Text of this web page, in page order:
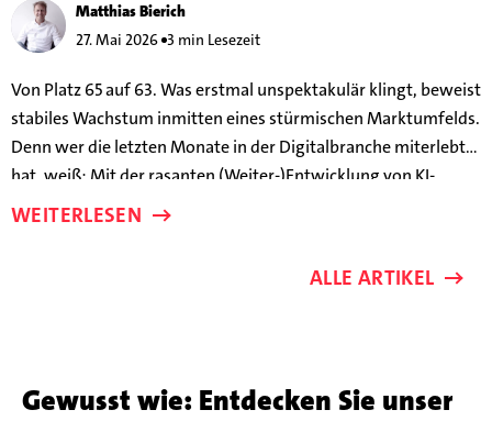
Matthias Bierich
27. Mai 2026 3 min Lesezeit
Von Platz 65 auf 63. Was erstmal unspektakulär klingt, beweist
stabiles Wachstum inmitten eines stürmischen Marktumfelds.
Denn wer die letzten Monate in der Digitalbranche miterlebt
hat, weiß: Mit der rasanten (Weiter-)Entwicklung von KI-
Modellen verändern sich Erfolgsparameter fast schon im
WEITERLESEN
ALLE ARTIKEL
Gewusst wie: Entdecken Sie unser